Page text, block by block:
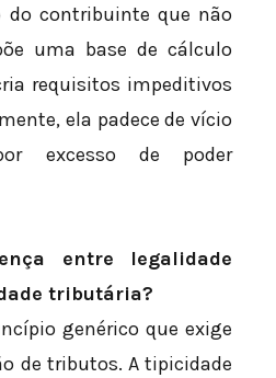
do contribuinte que não
uma base de cálculo
requisitos impeditivos
ela padece de vício
excesso de poder
entre legalidade
tributária?
genérico que exige
de tributos. A tipicidade